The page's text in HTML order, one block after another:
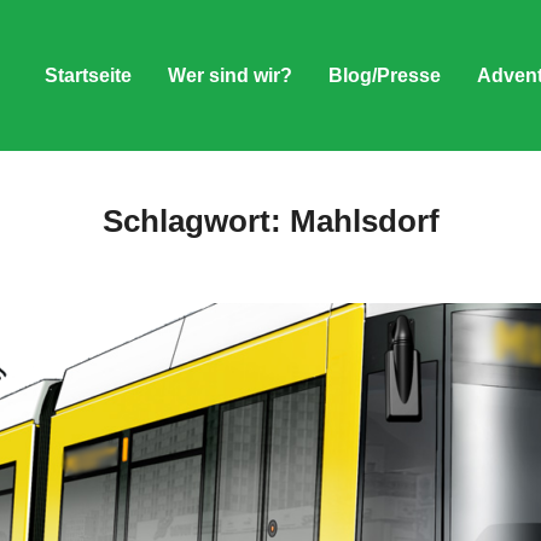
Startseite Wer sind wir? Blog/Presse
Schlagwort: Mahlsdorf